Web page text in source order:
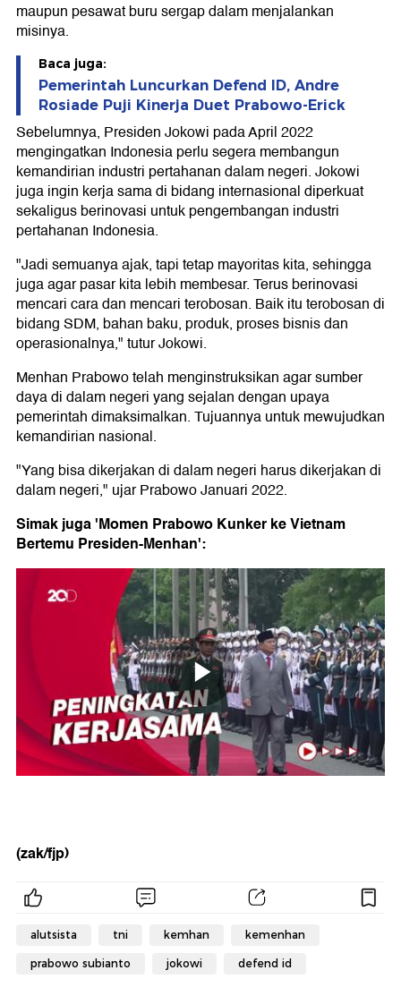
maupun pesawat buru sergap dalam menjalankan
misinya.
Baca juga:
Pemerintah Luncurkan Defend ID, Andre
Rosiade Puji Kinerja Duet Prabowo-Erick
Sebelumnya, Presiden Jokowi pada April 2022
mengingatkan Indonesia perlu segera membangun
kemandirian industri pertahanan dalam negeri. Jokowi
juga ingin kerja sama di bidang internasional diperkuat
sekaligus berinovasi untuk pengembangan industri
pertahanan Indonesia.
"Jadi semuanya ajak, tapi tetap mayoritas kita, sehingga
juga agar pasar kita lebih membesar. Terus berinovasi
mencari cara dan mencari terobosan. Baik itu terobosan di
bidang SDM, bahan baku, produk, proses bisnis dan
operasionalnya," tutur Jokowi.
Menhan Prabowo telah menginstruksikan agar sumber
daya di dalam negeri yang sejalan dengan upaya
pemerintah dimaksimalkan. Tujuannya untuk mewujudkan
kemandirian nasional.
"Yang bisa dikerjakan di dalam negeri harus dikerjakan di
dalam negeri," ujar Prabowo Januari 2022.
Simak juga 'Momen Prabowo Kunker ke Vietnam
Bertemu Presiden-Menhan':
(zak/fjp)
alutsista tni kemhan kemenhan
prabowo subianto jokowi defend id